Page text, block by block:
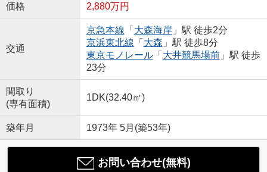
価格 2,880万円
交通
京急本線 「 大森海岸 」駅 徒歩2分
京浜東北線 「 大森 」駅 徒歩8分
東京モノレール「 大井競馬場前」駅 徒歩
23分
間取り
(専有面積)
1DK(32.40㎡)
築年月 1973年 5月(築53年)
お問い合わせ(無料)